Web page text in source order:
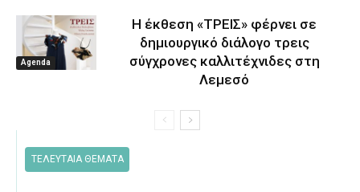
Agenda
Η έκθεση «ΤΡΕΙΣ» φέρνει σε
δημιουργικό διάλογο τρεις
σύγχρονες καλλιτέχνιδες στη
Λεμεσό
ΤΕΛΕΥΤΑΙΑ ΘΕΜΑΤΑ